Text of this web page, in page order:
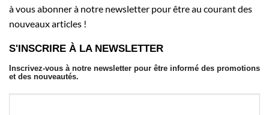
à vous abonner à notre newsletter pour être au courant des
nouveaux articles !
S'INSCRIRE À LA NEWSLETTER
Inscrivez-vous à notre newsletter pour être informé des promotions
et des nouveautés.